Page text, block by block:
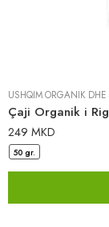
USHQIM ORGANIK DHE
Çaji Organik i
249 MKD
50 gr.